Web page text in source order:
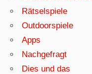
Rätselspiele
Outdoorspiele
Apps
Nachgefragt
Dies und das